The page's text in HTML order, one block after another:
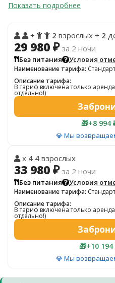
Показать подробнее
+ 2 взрослых + 2
29 980 ₽за 2 ночи
Без питания Условия
Наименование тарифа: Стандарт
Описание тарифа:
В тариф включена только
отдельно!)
🎁+8 994
💎 Мы
x 4 4 взрослых
33 980 ₽за 2 ночи
Без питания Условия
Наименование тарифа: Стандарт
Описание тарифа:
В тариф включена только
отдельно!)
🎁+10
💎 Мы